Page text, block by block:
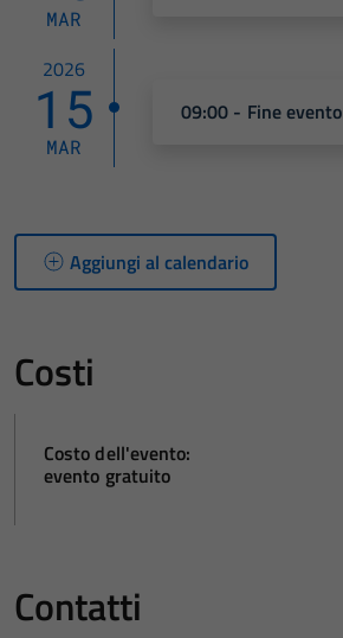
MAR
2026
15
MAR
09:00 - Fine evento
Aggiungi al calendario
Costi
Costo dell'evento:
evento gratuito
Contatti